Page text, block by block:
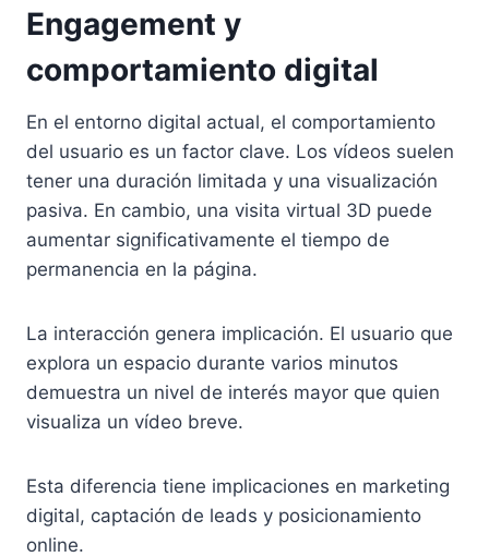
Engagement y
comportamiento digital
En el entorno digital actual, el comportamiento
del usuario es un factor clave. Los vídeos suelen
tener una duración limitada y una visualización
pasiva. En cambio, una visita virtual 3D puede
aumentar significativamente el tiempo de
permanencia en la página.
La interacción genera implicación. El usuario que
explora un espacio durante varios minutos
demuestra un nivel de interés mayor que quien
visualiza un vídeo breve.
Esta diferencia tiene implicaciones en marketing
digital, captación de leads y posicionamiento
online.